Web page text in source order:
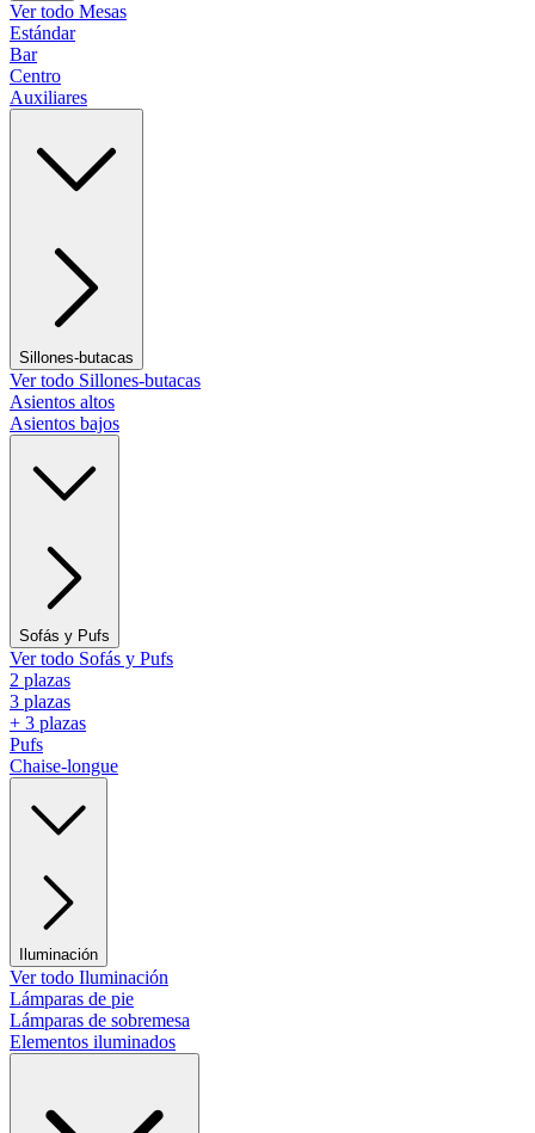
Ver todo Mesas
Estándar
Bar
Centro
Auxiliares
Sillones-butacas
Ver todo Sillones-butacas
Asientos altos
Asientos bajos
Sofás y Pufs
Ver todo Sofás y Pufs
2 plazas
3 plazas
+ 3 plazas
Pufs
Chaise-longue
Iluminación
Ver todo Iluminación
Lámparas de pie
Lámparas de sobremesa
Elementos iluminados